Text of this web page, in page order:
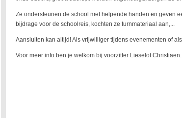
Ze ondersteunen de school met helpende handen en geven
bijdrage voor de schoolreis, kochten ze turnmateriaal aan,...
Aansluiten kan altijd! Als vrijwilliger tijdens evenementen of
Voor meer info ben je welkom bij voorzitter Lieselot